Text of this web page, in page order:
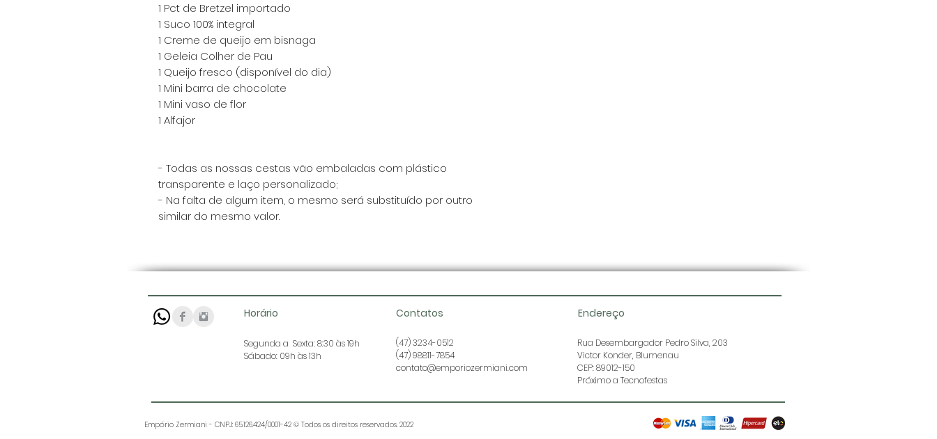
1 Pct de Bretzel importado
1 Suco 100% integral
1 Creme de queijo em bisnaga
1 Geleia Colher de Pau
1 Queijo fresco (disponível do dia)
1 Mini barra de chocolate
1 Mini vaso de flor
1 Alfajor
- Todas as nossas cestas vão embaladas com plástico
transparente e laço personalizado;
- Na falta de algum item, o mesmo será substituído por outro
similar do mesmo valor.
Horário Contatos
Segunda a Sexta: 8:30 às 19h
Sábado: 09h às 13h
(47) 3234-0512
(47) 98811-7854
contato@emporiozermiani.com
Endereço
Rua Desembargador Pedro Silva, 203
Victor Konder, Blumenau
CEP: 89012-150
Próximo a Tecnofestas
Empório Zermiani - CNPJ: 65.126.424/0001-42 © Todos os direitos reservados. 2022